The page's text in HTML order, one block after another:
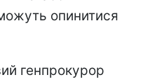
опинитися
генпрокурор